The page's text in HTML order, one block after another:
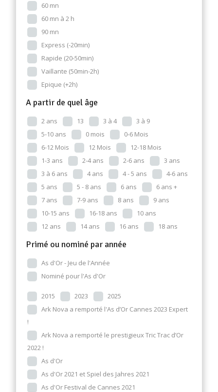
60 mn
60 mn à 2 h
90 mn
Express (-20min)
Rapide (20-50min)
Vaillante (50min-2h)
Epique (+2h)
A partir de quel âge
2 ans 13 3 à 4
3 à 9
5-10 ans
0 mois
0-6 Mois
6-12 Mois
12 Mois
12-18 Mois
1-3 ans
2-4 ans 2-6 ans
3 ans
3 à 6 ans
4 ans 4 - 5 ans
4-6 ans
5 ans
5 - 8 ans 6 ans
6 ans +
7 ans
7-9 ans 8 ans
9 ans
10-15 ans
16-18 ans
10 ans
12 ans
14 ans 16 ans 18 ans
Primé ou nominé par année
As d'Or - Jeu de l'Année
Nominé pour l'As d'Or
2015 2023
2025
Ark Nova a remporté l'As d’Or Cannes 2023 Expert
!
Ark Nova a remporté le prestigieux Tric Trac d’Or
2022 !
As d'Or
As d'Or 2021 et Spiel des Jahres 2021
As d'Or Festival de Cannes 2021